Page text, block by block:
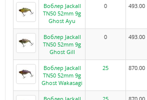
Воблер Jackall
TN50 52mm 9g
Ghost Ayu
0 493.00
Воблер Jackall
TN50 52mm 9g
Ghost Gill
0 493.00
Воблер Jackall
TN50 52mm 9g
Ghost Wakasagi
25 870.00